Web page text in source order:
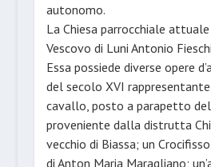
autonomo.
La Chiesa parrocchiale
Vescovo di Luni Antonio
Essa possiede diverse opere
del secolo XVI
cavallo, posto a parapetto
proveniente dalla distrutta
vecchio di Biassa; un
di Anton Maria Maragliano;